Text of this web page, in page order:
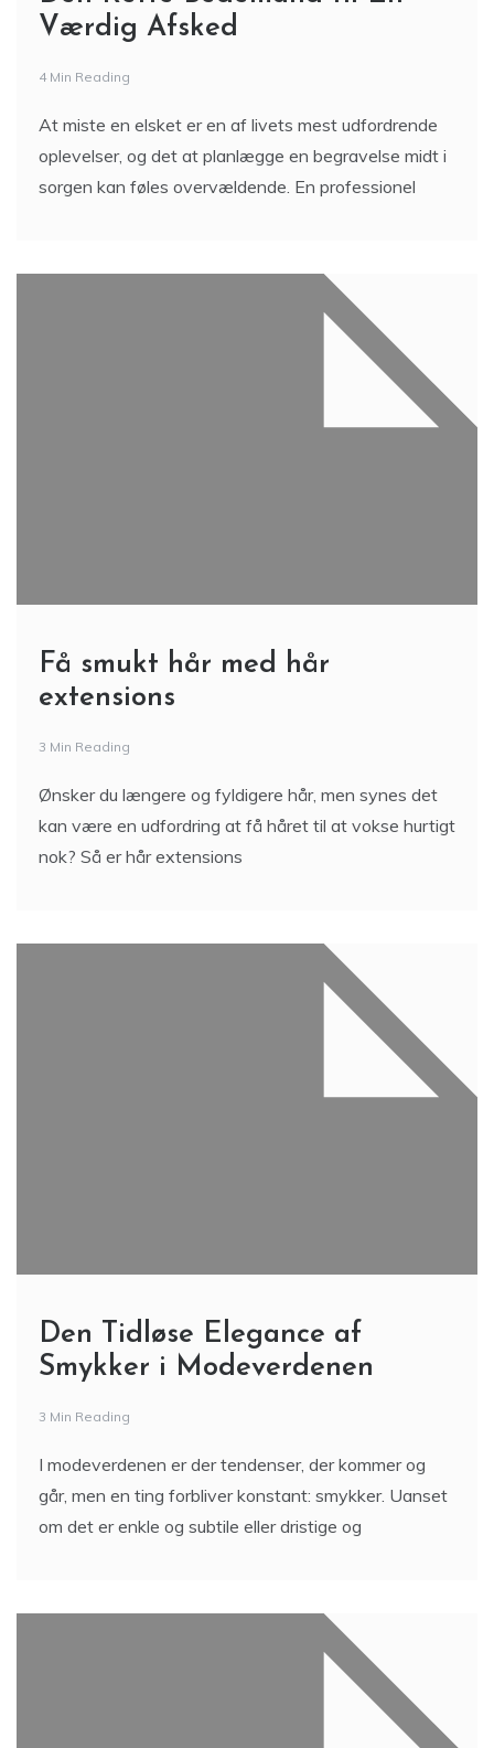
Værdig Afsked
4 Min Reading
At miste en elsket er en af livets mest udfordrende
oplevelser, og det at planlægge en begravelse midt i
sorgen kan føles overvældende. En professionel
Få smukt hår med hår
extensions
3 Min Reading
Ønsker du længere og fyldigere hår, men synes det
kan være en udfordring at få håret til at vokse hurtigt
nok? Så er hår extensions
Den Tidløse Elegance af
Smykker i Modeverdenen
3 Min Reading
I modeverdenen er der tendenser, der kommer og
går, men en ting forbliver konstant: smykker. Uanset
om det er enkle og subtile eller dristige og